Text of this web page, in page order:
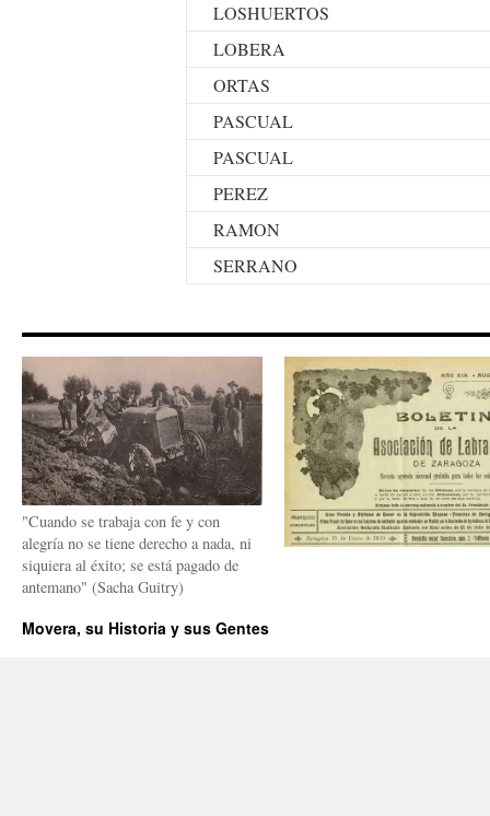
LOSHUERTOS
LOBERA
ORTAS
PASCUAL
PASCUAL
PEREZ
RAMON
SERRANO
"Cuando se trabaja con fe y con
alegría no se tiene derecho a nada, ni
siquiera al éxito; se está pagado de
antemano" (Sacha Guitry)
Movera, su Historia y sus Gentes